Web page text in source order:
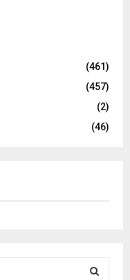
(461)
(457)
(2)
(46)